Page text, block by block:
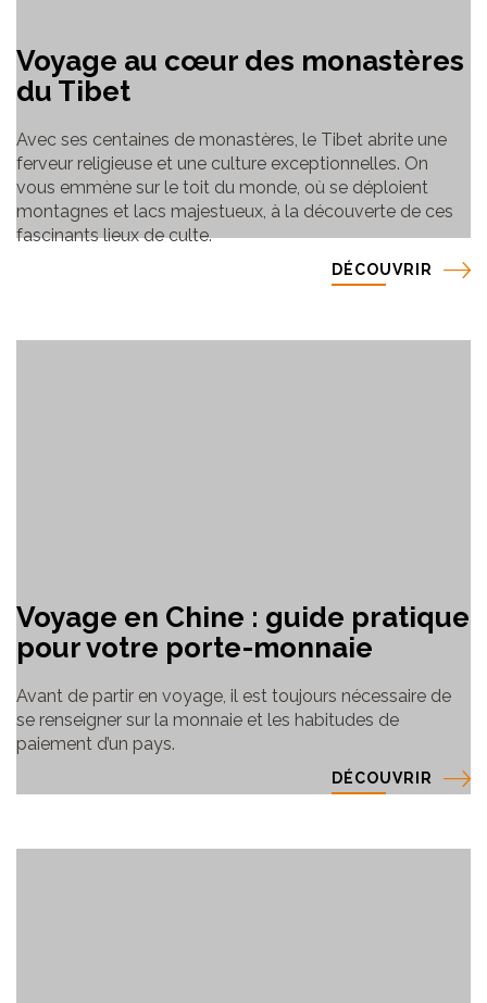
Voyage au cœur des monastères
du Tibet
Avec ses centaines de monastères, le Tibet abrite une
ferveur religieuse et une culture exceptionnelles. On
vous emmène sur le toit du monde, où se déploient
montagnes et lacs majestueux, à la découverte de ces
fascinants lieux de culte.
DÉCOUVRIR
Voyage en Chine : guide pratique
pour votre porte-monnaie
Avant de partir en voyage, il est toujours nécessaire de
se renseigner sur la monnaie et les habitudes de
paiement d’un pays.
DÉCOUVRIR